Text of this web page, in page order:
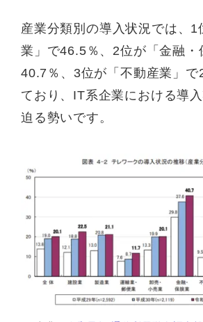
産業分類別の導入状況では、1
業」で46.5％、2位が「金融・
40.7％、3位が「不動産業」で
ており、IT系企業における導
迫る勢いです。